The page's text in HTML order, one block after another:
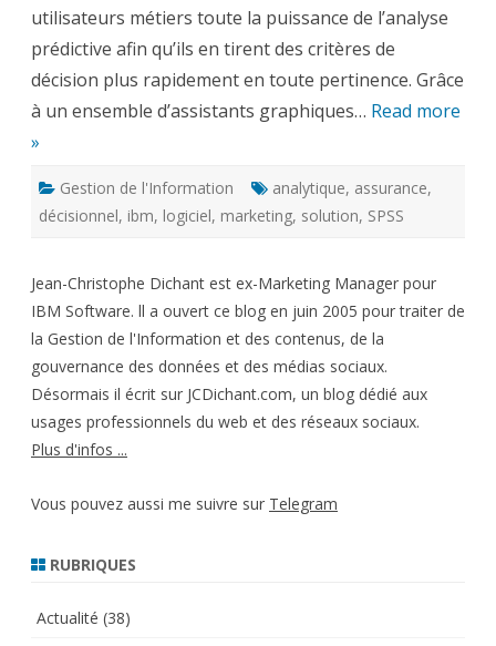
utilisateurs métiers toute la puissance de l’analyse
prédictive afin qu’ils en tirent des critères de
décision plus rapidement en toute pertinence. Grâce
à un ensemble d’assistants graphiques… Read more
»
Gestion de l'Information analytique, assurance,
décisionnel, ibm, logiciel, marketing, solution, SPSS
Jean-Christophe Dichant est ex-Marketing Manager pour
IBM Software. ll a ouvert ce blog en juin 2005 pour traiter de
la Gestion de l'Information et des contenus, de la
gouvernance des données et des médias sociaux.
Désormais il écrit sur JCDichant.com, un blog dédié aux
usages professionnels du web et des réseaux sociaux.
Plus d'infos ...
Vous pouvez aussi me suivre sur Telegram
RUBRIQUES
Actualité (38)